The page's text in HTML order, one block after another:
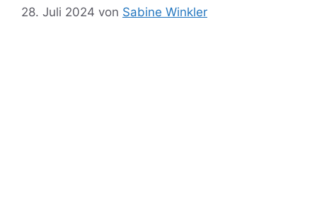
28. Juli 2024 von Sabine Winkler